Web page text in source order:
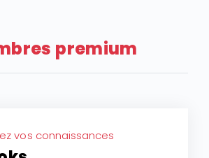
premium
vos connaissances